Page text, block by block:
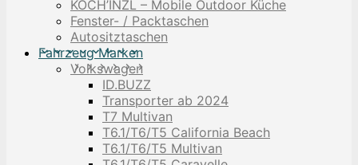
KOCH’INZL – Mobile Outdoor Küche
Fenster- / Packtaschen
Autositztaschen
Fahrzeug Marken
Volkswagen
ID.BUZZ
Transporter ab 2024
T7 Multivan
T6.1/T6/T5 California Beach
T6.1/T6/T5 Multivan